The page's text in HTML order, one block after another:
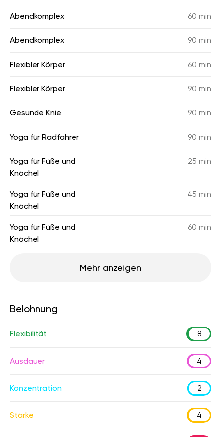
Abendkomplex 60 min
Abendkomplex 90 min
Flexibler Körper 60 min
Flexibler Körper 90 min
Gesunde Knie 90 min
Yoga für Radfahrer 90 min
Yoga für Füße und
Knöchel
25 min
Yoga für Füße und
Knöchel
45 min
Yoga für Füße und
Knöchel
60 min
Mehr anzeigen
Belohnung
Flexibilität 8
Ausdauer 4
Konzentration 2
Stärke 4